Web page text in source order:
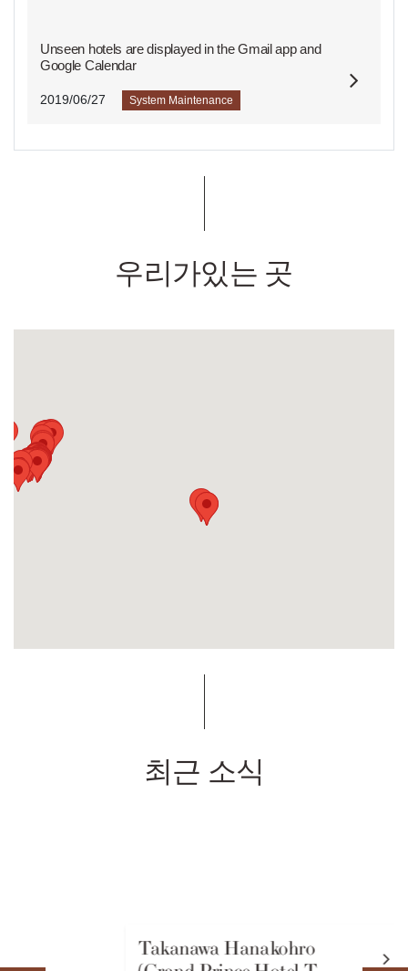
Unseen hotels are displayed in the Gmail app and
Google Calendar
2019/06/27 System Maintenance
우리가있는 곳
최근 소식